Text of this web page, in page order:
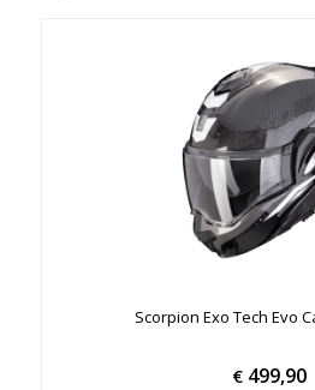
Scorpion Exo Tech Evo
€499,90